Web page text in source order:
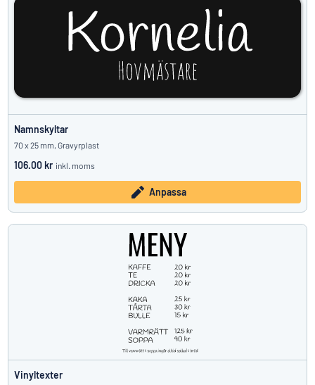
Namnskyltar
70 x 25 mm, Gravyrplast
106.00 kr inkl. moms
Anpassa
Vinyltexter